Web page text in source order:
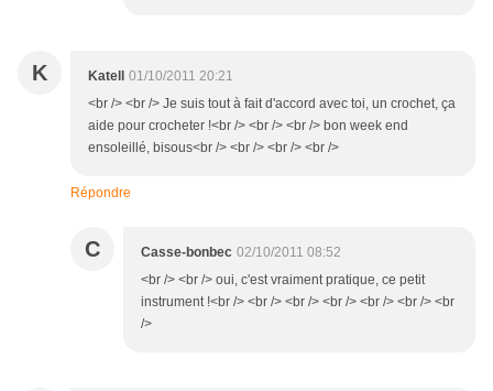
K Katell
01/10/2011 20:21
<br /> <br /> Je suis tout à fait d'accord avec toi, un crochet, ça
aide pour crocheter !<br /> <br /> <br /> bon week end
ensoleillé, bisous<br /> <br /> <br /> <br />
Répondre
C Casse-bonbec 02/10/2011 08:52
<br /> <br /> oui, c'est vraiment pratique, ce petit
instrument !<br /> <br /> <br /> <br /> <br /> <br /> <br
/>